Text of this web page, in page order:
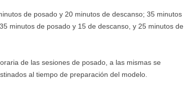
de posado y 20 minutos de descanso; 35 minutos
minutos de posado y 15 de descanso, y 25 minutos de
de las sesiones de posado, a las mismas se
al tiempo de preparación del modelo.